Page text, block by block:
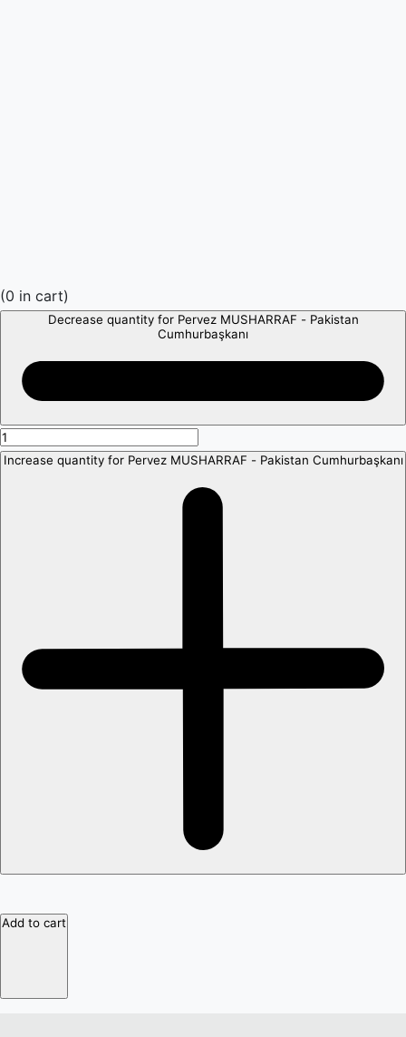
(0 in cart)
Decrease quantity for Pervez MUSHARRAF - Pakistan
Cumhurbaşkanı
Increase quantity for Pervez MUSHARRAF - Pakistan Cumhurbaşkanı
Add to cart